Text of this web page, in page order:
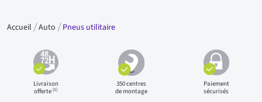
Accueil Auto Pneus utilitaire
Livraison
offerte(1)
350 centres
de montage
Paiement
sécurisés